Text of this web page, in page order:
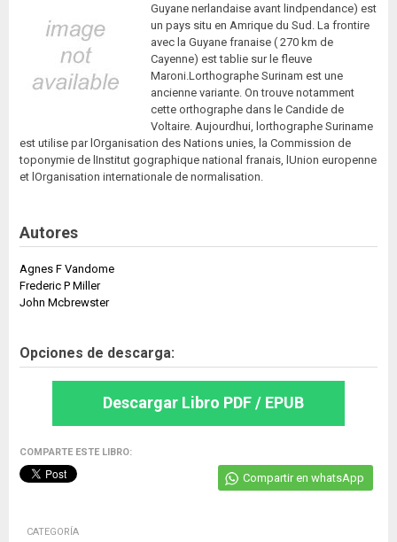
Guyane nerlandaise avant lindpendance) est
un pays situ en Amrique du Sud. La frontire
avec la Guyane franaise ( 270 km de
Cayenne) est tablie sur le fleuve
Maroni.Lorthographe Surinam est une
ancienne variante. On trouve notamment
cette orthographe dans le Candide de
Voltaire. Aujourdhui, lorthographe Suriname
est utilise par lOrganisation des Nations unies, la Commission de
toponymie de lInstitut gographique national franais, lUnion europenne
et lOrganisation internationale de normalisation.
Autores
Agnes F Vandome
Frederic P Miller
John Mcbrewster
Opciones de descarga:
Descargar Libro PDF / EPUB
COMPARTE ESTE LIBRO:
Compartir en whatsApp
CATEGORÍA